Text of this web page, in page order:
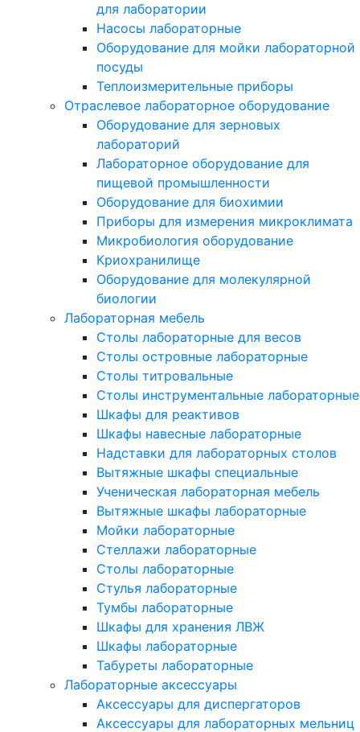
для лаборатории
Насосы лабораторные
Оборудование для мойки лабораторной
посуды
Теплоизмерительные приборы
Отраслевое лабораторное оборудование
Оборудование для зерновых
лабораторий
Лабораторное оборудование для
пищевой промышленности
Оборудование для биохимии
Приборы для измерения микроклимата
Микробиология оборудование
Криохранилище
Оборудование для молекулярной
биологии
Лабораторная мебель
Столы лабораторные для весов
Столы островные лабораторные
Столы титровальные
Столы инструментальные лабораторные
Шкафы для реактивов
Шкафы навесные лабораторные
Надставки для лабораторных столов
Вытяжные шкафы специальные
Ученическая лабораторная мебель
Вытяжные шкафы лабораторные
Мойки лабораторные
Стеллажи лабораторные
Столы лабораторные
Стулья лабораторные
Тумбы лабораторные
Шкафы для хранения ЛВЖ
Шкафы лабораторные
Табуреты лабораторные
Лабораторные аксессуары
Аксессуары для диспергаторов
Аксессуары для лабораторных мельниц